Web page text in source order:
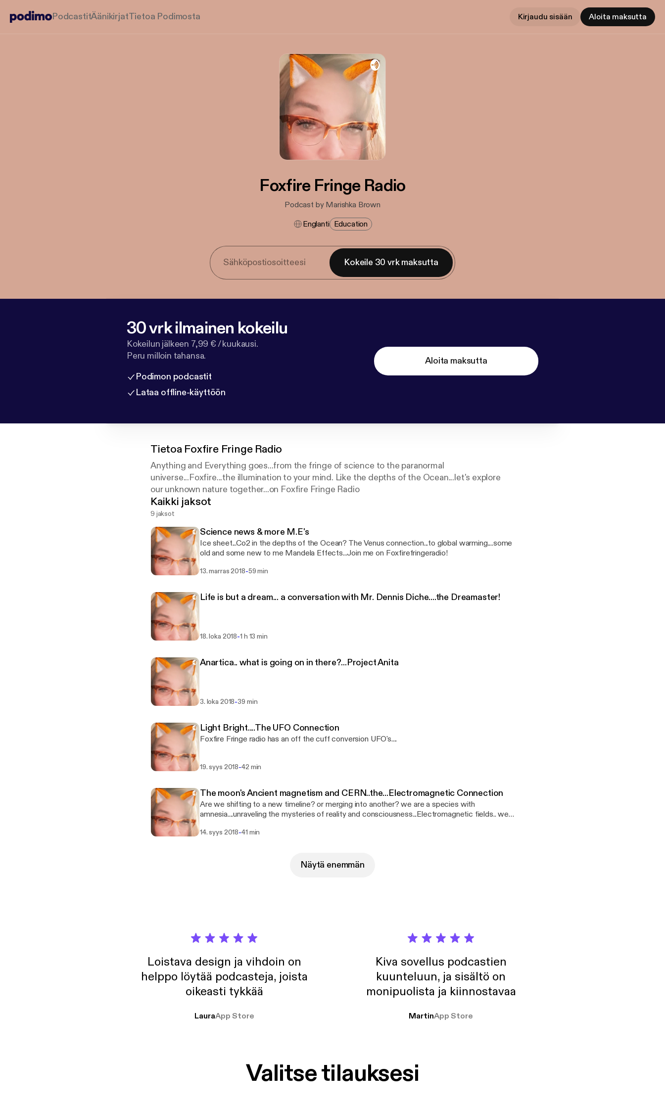
PodcastitÄänikirjatTietoa Podimosta Kirjaudu sisään Aloita maksutta
Foxfire Fringe Radio
Podcast by Marishka Brown
Englanti Education
Kokeile 30 vrk maksutta
30 vrk ilmainen kokeilu
Kokeilun jälkeen 7,99 € / kuukausi.
Peru milloin tahansa.
Podimon podcastit
Lataa offline-käyttöön
Aloita maksutta
Tietoa Foxfire Fringe Radio
Anything and Everything goes...from the fringe of science to the paranormal
universe...Foxfire...the illumination to your mind. Like the depths of the Ocean...let's explore
our unknown nature together...on Foxfire Fringe Radio
Kaikki jaksot
9 jaksot
Science news & more M.E's
Ice sheet...Co2 in the depths of the Ocean? The Venus connection...to global warming....some
old and some new to me Mandela Effects...Join me on Foxfirefringeradio!
13. marras 2018-59 min
Life is but a dream... a conversation with Mr. Dennis Diche....the Dreamaster!
18. loka 2018-1 h 13 min
Anartica.. what is going on in there?...Project Anita
3. loka 2018-39 min
Light Bright....The UFO Connection
Foxfire Fringe radio has an off the cuff conversion UFO's....
19. syys 2018-42 min
The moon's Ancient magnetism and CERN..the...Electromagnetic Connection
Are we shifting to a new timeline? or merging into another? we are a species with
amnesia....unraveling the mysteries of reality and consciousness...Electromagnetic fields.. we
14. syys 2018-41 min
Näytä enemmän
Loistava design ja vihdoin on
helppo löytää podcasteja, joista
oikeasti tykkää
LauraApp Store
Kiva sovellus podcastien
kuunteluun, ja sisältö on
monipuolista ja kiinnostavaa
MartinApp Store
Valitse tilauksesi